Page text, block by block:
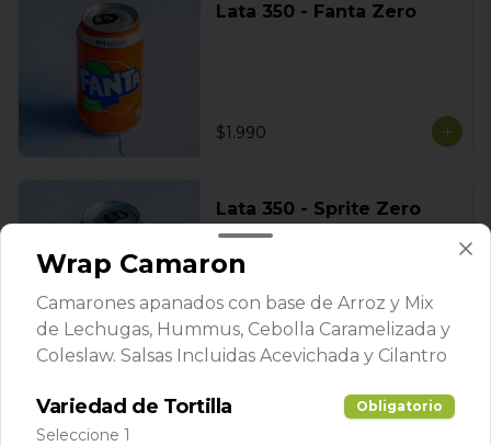
Lata 350 - Fanta Zero
$1.990
Lata 350 - Sprite Zero
$1.990
Postres
Wrap Camaron
Camarones apanados con base de Arroz y Mix
de Lechugas, Hummus, Cebolla Caramelizada y
Coleslaw. Salsas Incluidas Acevichada y Cilantro
Variedad de Tortilla Obligatorio
Seleccione 1